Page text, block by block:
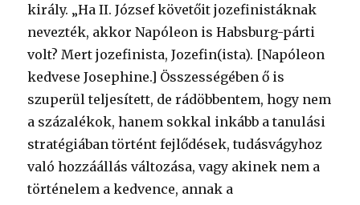
király. „Ha II. József követőit jozefinistáknak
nevezték, akkor Napóleon is Habsburg-párti
volt? Mert jozefinista, Jozefin(ista). [Napóleon
kedvese Josephine.] Összességében ő is
szuperül teljesített, de rádöbbentem, hogy nem
a százalékok, hanem sokkal inkább a tanulási
stratégiában történt fejlődések, tudásvágyhoz
való hozzáállás változása, vagy akinek nem a
történelem a kedvence, annak a